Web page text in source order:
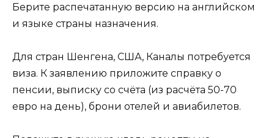
Берите распечатанную версию на английском
и языке страны назначения.
Для стран Шенгена, США, Каналы потребуется
виза. К заявлению приложите справку о
пенсии, выписку со счёта (из расчёта 50-70
евро на день), брони отелей и авиабилетов.